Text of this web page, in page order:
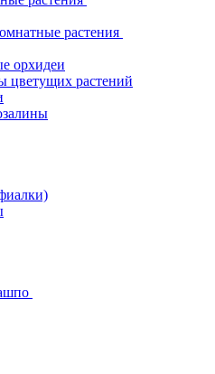
растения
орхидеи
цветущих растений